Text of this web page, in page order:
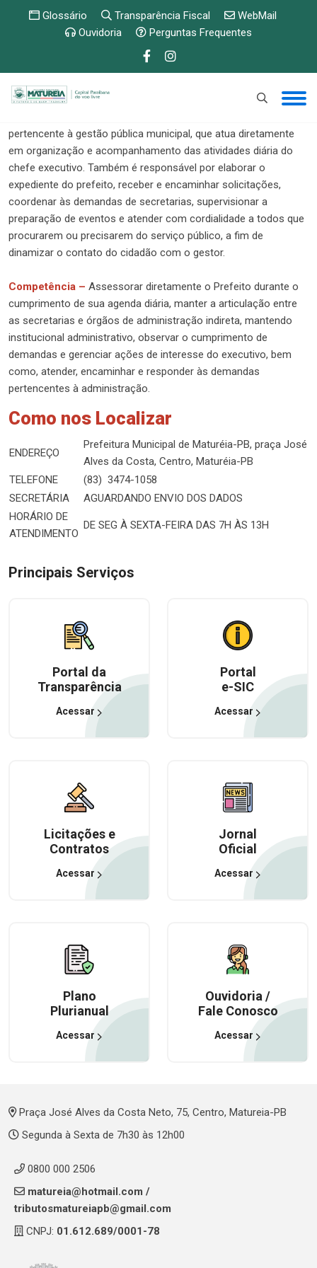
Glossário Transparência Fiscal
WebMail
Ouvidoria
Perguntas Frequentes
pertencente à gestão pública municipal, que atua diretamente
em organização e acompanhamento das atividades diária do
chefe executivo. Também é responsável por elaborar o
expediente do prefeito, receber e encaminhar solicitações,
coordenar às demandas de secretarias, supervisionar a
preparação de eventos e atender com cordialidade a todos que
procurarem ou precisarem do serviço público, a fim de
dinamizar o contato do cidadão com o gestor.
Competência – Assessorar diretamente o Prefeito durante o
cumprimento de sua agenda diária, manter a articulação entre
as secretarias e órgãos de administração indireta, mantendo
institucional administrativo, observar o cumprimento de
demandas e gerenciar ações de interesse do executivo, bem
como, atender, encaminhar e responder às demandas
pertencentes à administração.
Como nos Localizar
ENDEREÇO
Prefeitura Municipal de Maturéia-PB, praça José
Alves da Costa, Centro, Maturéia-PB
TELEFONE
(83) 3474-1058
SECRETÁRIA
AGUARDANDO ENVIO DOS DADOS
HORÁRIO DE
ATENDIMENTO
DE SEG À SEXTA-FEIRA DAS 7H ÀS 13H
Principais Serviços
Portal da
Transparência
Acessar
Portal
e-SIC
Acessar
Licitações e
Contratos
Acessar
Jornal
Oficial
Acessar
Plano
Plurianual
Acessar
Ouvidoria /
Fale Conosco
Acessar
Praça José Alves da Costa Neto, 75, Centro, Matureia-PB
Segunda à Sexta de 7h30 às 12h00
0800 000 2506
matureia@hotmail.com /
tributosmatureiapb@gmail.com
CNPJ: 01.612.689/0001-78